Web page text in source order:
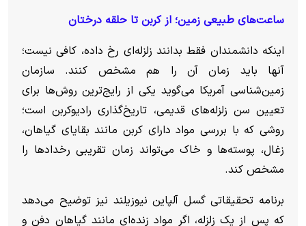
ساعت‌های طبیعی زمین؛ از کربن تا حلقه درختان
اینکه دانشمندان فقط بدانند زلزله‌ای رخ داده، کافی نیست؛
آنها باید زمان آن را هم مشخص کنند. سازمان
زمین‌شناسی آمریکا می‌گوید یکی از رایج‌ترین روش‌ها برای
تعیین سن زلزله‌های قدیمی، تاریخ‌گذاری رادیوکربن است؛
روشی که با بررسی مواد دارای کربن مانند بقایای گیاهان،
زغال، پوسته‌ها و خاک می‌تواند زمان تقریبی رخداد‌ها را
مشخص کند.
برنامه تحقیقاتی گسل آلپاین نیوزیلند نیز توضیح می‌دهد
که پس از یک زلزله، اگر مواد زنده‌ای مانند گیاهان دفن و